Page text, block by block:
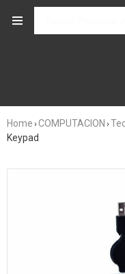
Home ›COMPUTACION ›
Keypad